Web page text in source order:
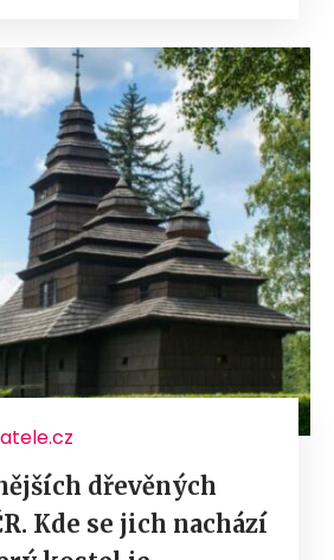
dřevěných
Kde se jich nachází